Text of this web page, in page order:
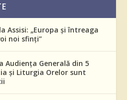
Assisi: „Europa și întreaga
noi sfinți”
Audiența Generală din 5
și Liturgia Orelor sunt